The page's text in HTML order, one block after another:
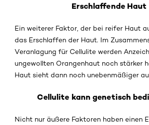
Erschlaffende Haut
Ein weiterer Faktor, der bei reifer Haut
das Erschlaffen der Haut. Im
Veranlagung für Cellulite werden
ungewollten Orangenhaut noch stärker
Haut sieht dann noch unebenmäßiger
Cellulite kann genetisch
Nicht nur äußere Faktoren haben einen